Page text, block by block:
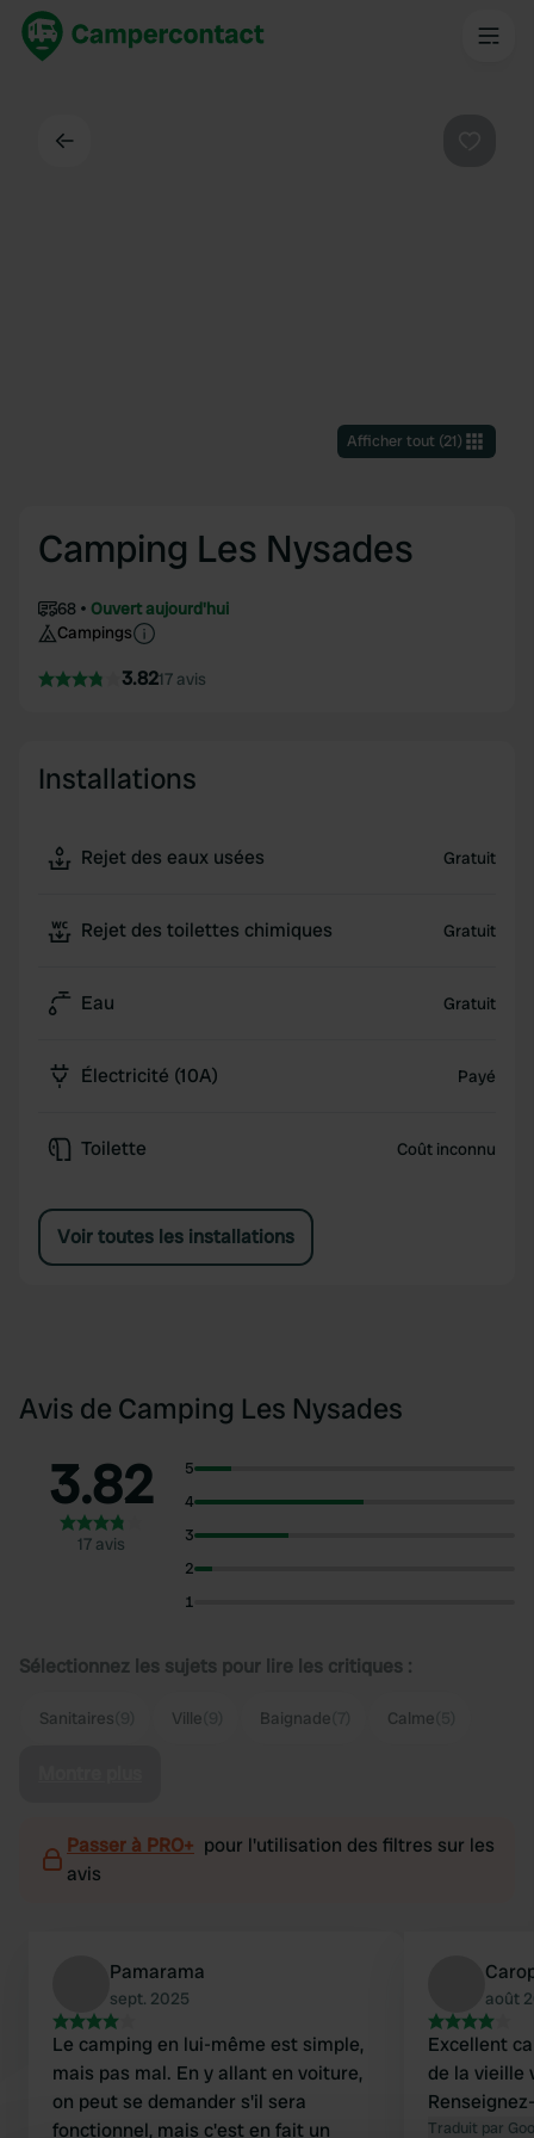
Afficher tout(21)
Camping Les Nysades
68
Ouvert aujourd'hui
Campings
3.8217 avis
Installations
Rejet des eaux usées Gratuit
Rejet des toilettes chimiques Gratuit
Eau Gratuit
Électricité (10A) Payé
Toilette Coût inconnu
Voir toutes les installations
Avis de Camping Les Nysades
3.82
17 avis
5
4
3
2
1
Sélectionnez les sujets pour lire les critiques :
Sanitaires Ville Baignade Calme
Passer à PRO+ pour l'utilisation des filtres sur les
avis
Pamarama
sept. 2025
Le camping en lui-même est simple,
mais pas mal. En y allant en voiture,
on peut se demander s'il sera
fonctionnel, mais c'est en fait un
août
Excellent
de la vieille
Traduit par